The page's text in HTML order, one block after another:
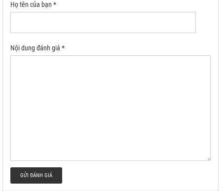
Họ tên của bạn *
Nội dung đánh giá *
GỬI ĐÁNH GIÁ